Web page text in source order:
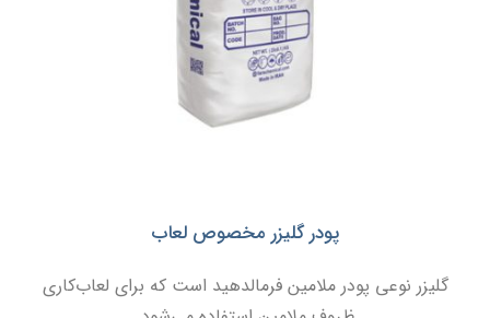
پودر گلیزر مخصوص لعاب
گلیزر نوعی پودر ملامین فرمالدهید است که برای لعاب‌کاری